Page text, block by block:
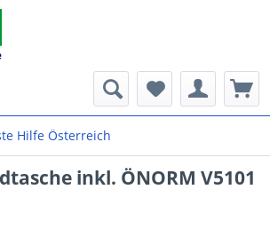
Hilfe Österreich
inkl. ÖNORM V5101